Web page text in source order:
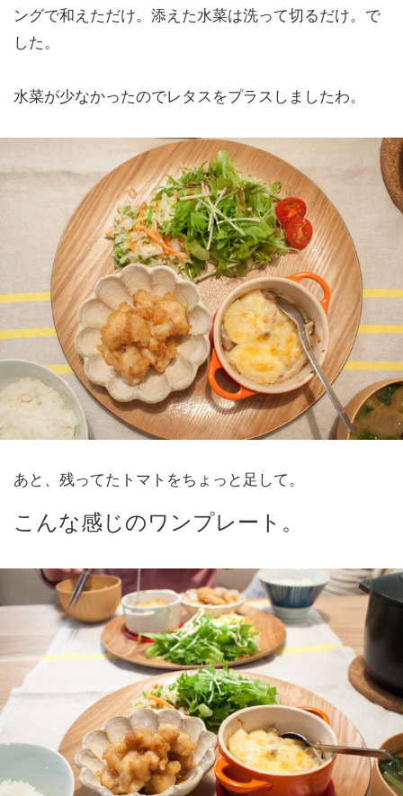
ングで和えただけ。添えた水菜は洗って切るだけ。で
した。
水菜が少なかったのでレタスをプラスしましたわ。
あと、残ってたトマトをちょっと足して。
こんな感じのワンプレート。